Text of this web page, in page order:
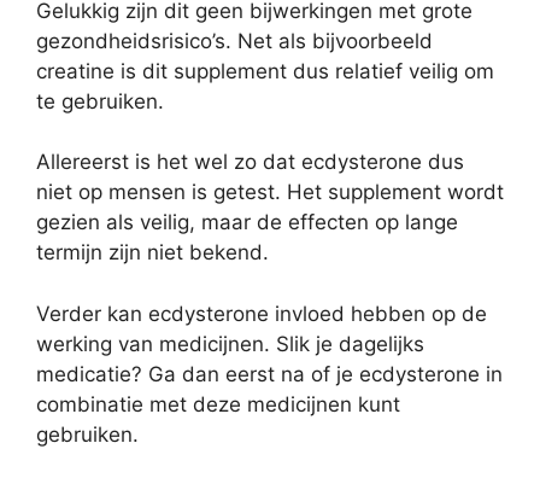
Gelukkig zijn dit geen bijwerkingen met grote
gezondheidsrisico’s. Net als bijvoorbeeld
creatine is dit supplement dus relatief veilig om
te gebruiken.
Allereerst is het wel zo dat ecdysterone dus
niet op mensen is getest. Het supplement wordt
gezien als veilig, maar de effecten op lange
termijn zijn niet bekend.
Verder kan ecdysterone invloed hebben op de
werking van medicijnen. Slik je dagelijks
medicatie? Ga dan eerst na of je ecdysterone in
combinatie met deze medicijnen kunt
gebruiken.